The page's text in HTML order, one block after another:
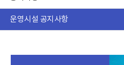
운영시설 공지사항